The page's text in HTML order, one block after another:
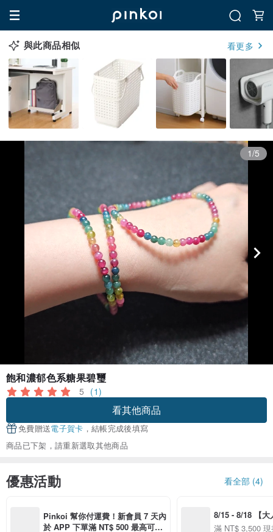
與此商品相似 看更多
1/5
飽和濃郁色系糖果碧璽
5 (1)
看其他商品
免費贈送電子賀卡 ，結帳完成後填寫
商品已下架，請重新選取其他商品
優惠活動 看全部 (4)
Pinkoi 幫你付運費！新會員 7 天內
於 APP 下單滿 NT$ 500 最高可折
8/15 - 8/18 【大
季】滿
滿 NT$ 3,500